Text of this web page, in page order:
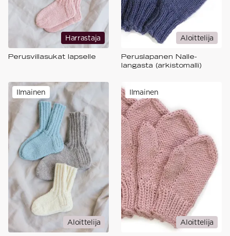
Harrastaja
Perusvillasukat lapselle
Aloittelija
Peruslapanen Nalle-
langasta (arkistomalli)
Aloittelija
Ilmainen
Aloittelija
Ilmainen